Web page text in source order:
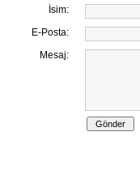
İsim:
E-Posta:
Mesaj: